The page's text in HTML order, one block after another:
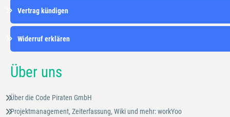
Vertrag kündigen
Widerruf erklären
Über uns
Über die Code Piraten GmbH
Projektmanagement, Zeiterfassung, Wiki und mehr: workYoo